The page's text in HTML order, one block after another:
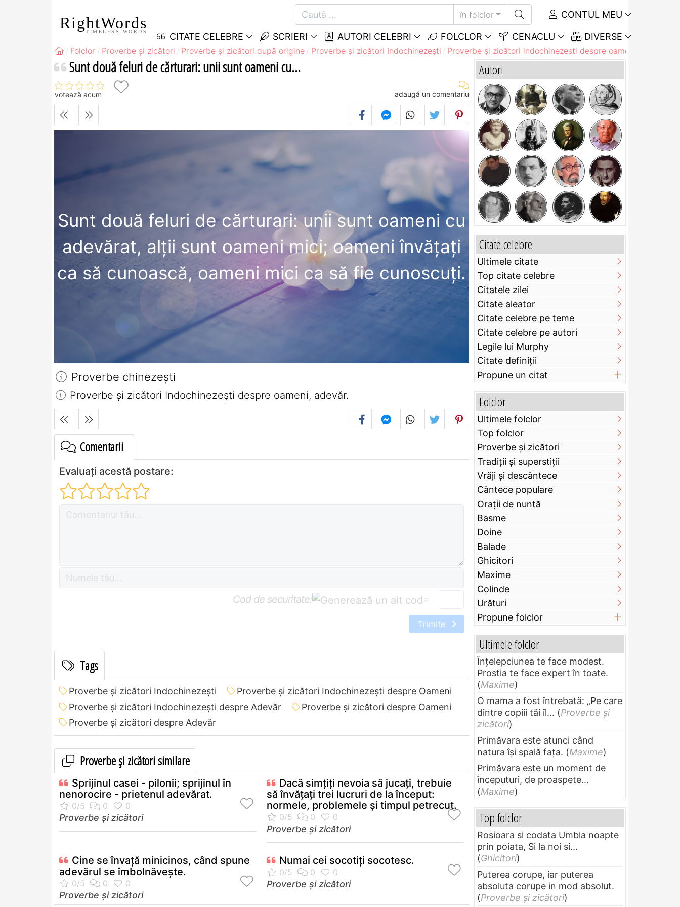
RightWords
TIMELESS WORDS
în folclor CONTUL MEU
CITATE CELEBRE SCRIERI AUTORI CELEBRI FOLCLOR CENACLU DIVERSE
Folclor Proverbe și zicători Proverbe și zicători după origine Proverbe și zicători Indochinezeşti Proverbe și zicători indochinezesti despre oameni
Sunt două feluri de cărturari: unii sunt oameni cu...
votează acum adaugă un comentariu
Sunt două feluri de cărturari: unii sunt oameni cu
adevărat, alţii sunt oameni mici; oameni învăţaţi
ca să cunoască, oameni mici ca să fie cunoscuţi.
Proverbe chinezeşti
Proverbe și zicători Indochinezeşti despre oameni, adevăr.
Comentarii
Evaluați acestă postare:
Cod de securitate: =
Trimite
Tags
Proverbe și zicători Indochinezeşti
Proverbe și zicători Indochinezeşti despre Oameni
Proverbe și zicători Indochinezeşti despre Adevăr
Proverbe și zicători despre Oameni
Proverbe și zicători despre Adevăr
Proverbe și zicători similare
Sprijinul casei - pilonii; sprijinul în
nenorocire - prietenul adevărat.
Proverbe și zicători
Dacă simţiţi nevoia să jucaţi, trebuie
să învăţaţi trei lucruri de la început:
normele, problemele şi timpul petrecut.
Proverbe și zicători
Cine se învaţă minicinos, când spune
adevărul se îmbolnăveşte.
Proverbe și zicători
Numai cei socotiţi socotesc.
Proverbe și zicători
Autori
Citate celebre
Ultimele citate
Top citate celebre
Citatele zilei
Citate aleator
Citate celebre pe teme
Citate celebre pe autori
Legile lui Murphy
Citate definiţii
Propune un citat
Folclor
Ultimele folclor
Top folclor
Proverbe și zicători
Tradiții și superstiții
Vrăji și descântece
Cântece populare
Orații de nuntă
Basme
Doine
Balade
Ghicitori
Maxime
Colinde
Urături
Propune folclor
Ultimele folclor
Înțelepciunea te face modest.
Prostia te face expert în toate.
(Maxime)
O mama a fost întrebată: „Pe care
dintre copiii tăi îl... (Proverbe și
zicători)
Primăvara este atunci când
natura își spală fața. (Maxime)
Primăvara este un moment de
începuturi, de proaspete...
(Maxime)
Top folclor
Rosioara si codata Umbla noapte
prin poiata, Si la noi si...
(Ghicitori)
Puterea corupe, iar puterea
absoluta corupe in mod absolut.
(Proverbe și zicători)